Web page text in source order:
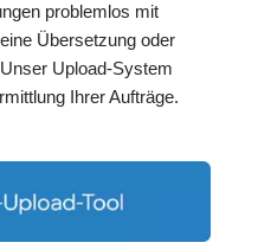
problemlos mit
Übersetzung oder
Upload-System
Ihrer Aufträge.